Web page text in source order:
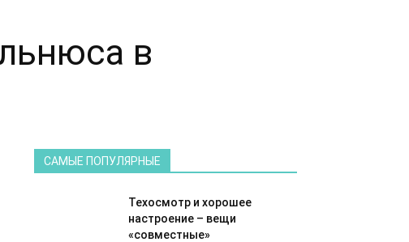
в
САМЫЕ ПОПУЛЯРНЫЕ
Техосмотр и хорошее
настроение – вещи
«совместные»